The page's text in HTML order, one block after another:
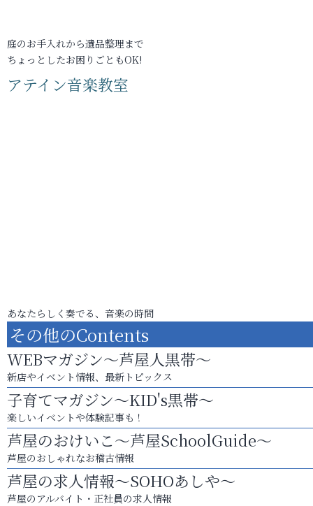
庭のお手入れから遺品整理まで
ちょっとしたお困りごともOK!
アテイン音楽教室
あなたらしく奏でる、音楽の時間
その他のContents
WEBマガジン～芦屋人黒帯～
新店やイベント情報、最新トピックス
子育てマガジン～KID's黒帯～
楽しいイベントや体験記事も！
芦屋のおけいこ～芦屋SchoolGuide～
芦屋のおしゃれなお稽古情報
芦屋の求人情報～SOHOあしや～
芦屋のアルバイト・正社員の求人情報